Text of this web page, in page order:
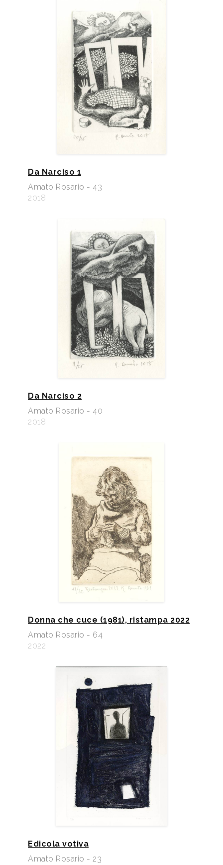
Da Narciso 1
Amato Rosario - 43
2018
Da Narciso 2
Amato Rosario - 40
2018
Donna che cuce (1981), ristampa 2022
Amato Rosario - 64
2022
Edicola votiva
Amato Rosario - 23